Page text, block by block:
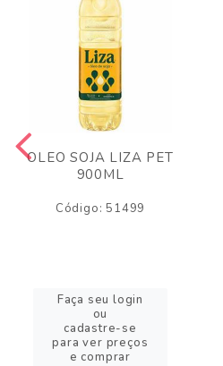
OLEO SOJA LIZA PET
900ML
Código: 51499
Faça seu login
ou
cadastre-se
para ver preços
e comprar